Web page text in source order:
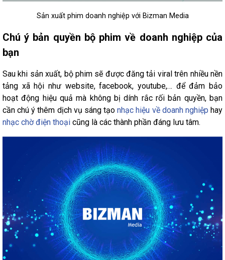
Sản xuất phim doanh nghiệp với Bizman Media
Chú ý bản quyền bộ phim về doanh nghiệp của
bạn
Sau khi sản xuất, bộ phim sẽ được đăng tải viral trên nhiều nền
tảng xã hội như website, facebook, youtube,… để đảm bảo
hoạt động hiệu quả mà không bị dính rắc rối bản quyền, bạn
cần chú ý thêm dịch vụ sáng tạonhạc hiệu về doanh nghiệp hay
nhạc chờ điện thoại cũng là các thành phần đáng lưu tâm.